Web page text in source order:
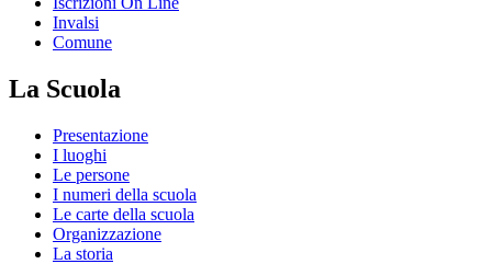
Invalsi
Comune
La Scuola
Presentazione
I luoghi
Le persone
I numeri della scuola
Le carte della scuola
Organizzazione
La storia